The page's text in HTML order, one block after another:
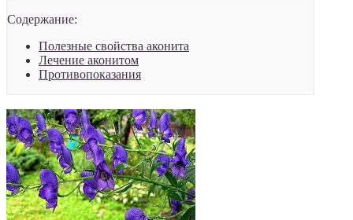
Содержание:
Полезные свойства аконита
Лечение аконитом
Противопоказания